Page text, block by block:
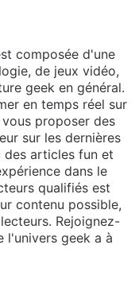
composée d'une
de jeux vidéo,
geek en général.
en temps réel sur
proposer des
sur les dernières
articles fun et
dans le
qualifiés est
contenu possible,
Rejoignez-
l'univers geek a à